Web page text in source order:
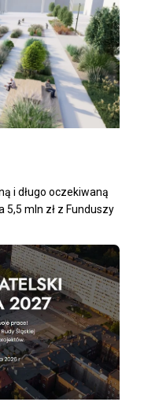
i długo oczekiwaną
5,5 mln zł z Funduszy